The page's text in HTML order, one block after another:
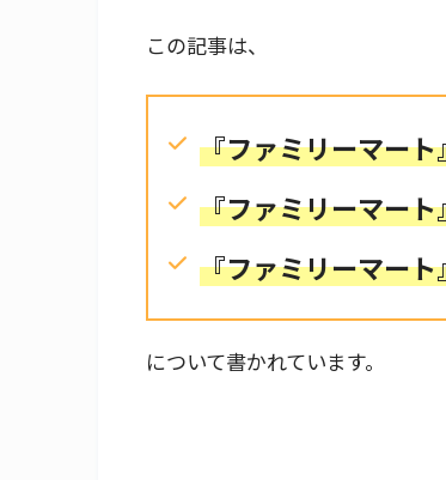
この記事は、
『ファミリーマー
『ファミリーマー
『ファミリーマー
について書かれています。